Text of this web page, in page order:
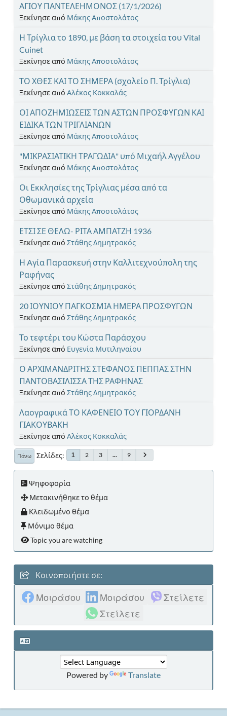
ΑΓΙΟΥ ΠΑΝΤΕΛΕΗΜΟΝΟΣ (17/1/2026)
Ξεκίνησε από Μάκης Αποστολάτος
Η Τρίγλια το 1890, με βάση τα στοιχεία του Vital
Cuinet
Ξεκίνησε από Μάκης Αποστολάτος
ΤΟ ΧΘΕΣ ΚΑΙ ΤΟ ΣΗΜΕΡΑ (σχολείο Π. Τρίγλια)
Ξεκίνησε από Αλέκος Κοκκαλάς
ΟΙ ΑΠΟΖΗΜΙΩΣΕΙΣ ΤΩΝ ΑΣΤΩΝ ΠΡΟΣΦΥΓΩΝ ΚΑΙ
ΕΙΔΙΚΑ ΤΩΝ ΤΡΙΓΛΙΑΝΩΝ
Ξεκίνησε από Μάκης Αποστολάτος
"ΜΙΚΡΑΣΙΑΤΙΚΗ ΤΡΑΓΩΔΙΑ" υπό Μιχαήλ Αγγέλου
Ξεκίνησε από Μάκης Αποστολάτος
Οι Εκκλησίες της Τρίγλιας μέσα από τα
Οθωμανικά αρχεία
Ξεκίνησε από Μάκης Αποστολάτος
ΕΤΣΙ ΣΕ ΘΕΛΩ- ΡΙΤΑ ΑΜΠΑΤΖΗ 1936
Ξεκίνησε από Στάθης Δημητρακός
Η Aγία Παρασκευή στην Καλλιτεχνούπολη της
Ραφήνας
Ξεκίνησε από Στάθης Δημητρακός
20 ΙΟΥΝΙΟΥ ΠΑΓΚΟΣΜΙΑ ΗΜΕΡΑ ΠΡΟΣΦΥΓΩΝ
Ξεκίνησε από Στάθης Δημητρακός
Το τεφτέρι του Κώστα Παράσχου
Ξεκίνησε από Ευγενία Μυτιληναίου
Ο ΑΡΧΙΜΑΝΔΡΙΤΗΣ ΣΤΕΦΑΝΟΣ ΠΕΠΠΑΣ ΣΤΗΝ
ΠΑΝΤΟΒΑΣΙΛΙΣΣΑ ΤΗΣ ΡΑΦΗΝΑΣ
Ξεκίνησε από Στάθης Δημητρακός
Λαογραφικά ΤΟ ΚΑΦΕΝΕΙΟ ΤΟΥ ΓΙΟΡΔΑΝΗ
ΓΙΑΚΟΥΒΑΚΗ
Ξεκίνησε από Αλέκος Κοκκαλάς
Πάνω Σελίδες 1 2 3 ... 9
Ψηφοφορία
Μετακινήθηκε το θέμα
Κλειδωμένο θέμα
Μόνιμο θέμα
Topic you are watching
Κοινοποιήστε σε:
Μοιράσου Μοιράσου
Στείλετε
Στείλετε
Powered by Translate